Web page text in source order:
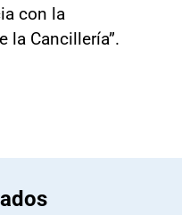
con la
la Cancillería”.